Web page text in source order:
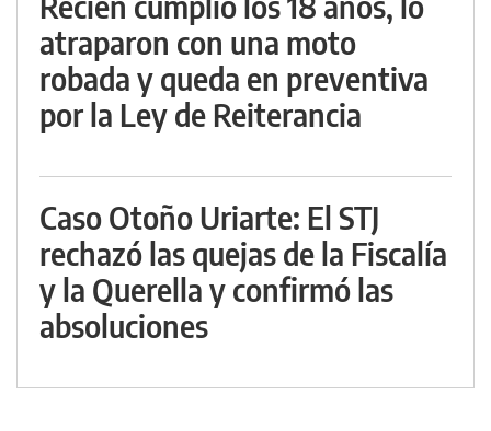
atraparon con una moto
robada y queda en preventiva
por la Ley de Reiterancia
Caso Otoño Uriarte: El STJ
rechazó las quejas de la Fiscalía
y la Querella y confirmó las
absoluciones